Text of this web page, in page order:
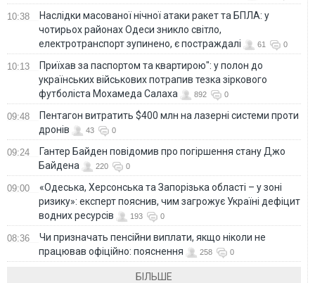
10:38
Наслідки масованої нічної атаки ракет та БПЛА: у
чотирьох районах Одеси зникло світло,
електротранспорт зупинено, є постраждалі
61 0
10:13
Приїхав за паспортом та квартирою": у полон до
українських військових потрапив тезка зіркового
футболіста Мохамеда Салаха
892 0
09:48
Пентагон витратить $400 млн на лазерні системи проти
дронів
43 0
09:24
Гантер Байден повідомив про погіршення стану Джо
Байдена
220 0
09:00
«Одеська, Херсонська та Запорізька області – у зоні
ризику»: експерт пояснив, чим загрожує Україні дефіцит
водних ресурсів
193 0
08:36
Чи призначать пенсійни виплати, якщо ніколи не
працював офіційно: пояснення
258 0
БІЛЬШЕ